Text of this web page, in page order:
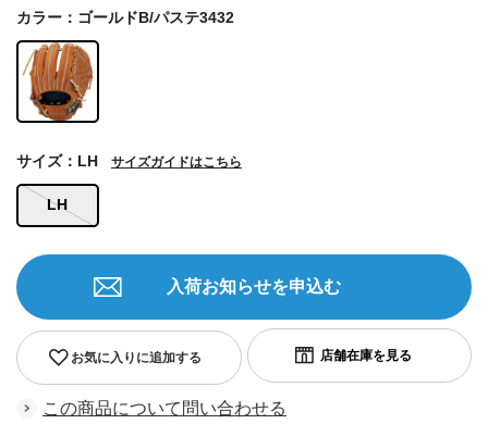
カラー：ゴールドB/パステ3432
LH
サイズ：LH サイズガイドはこちら
お気に入りに追加する
入荷お知らせを申込む
この商品について問い合わせる